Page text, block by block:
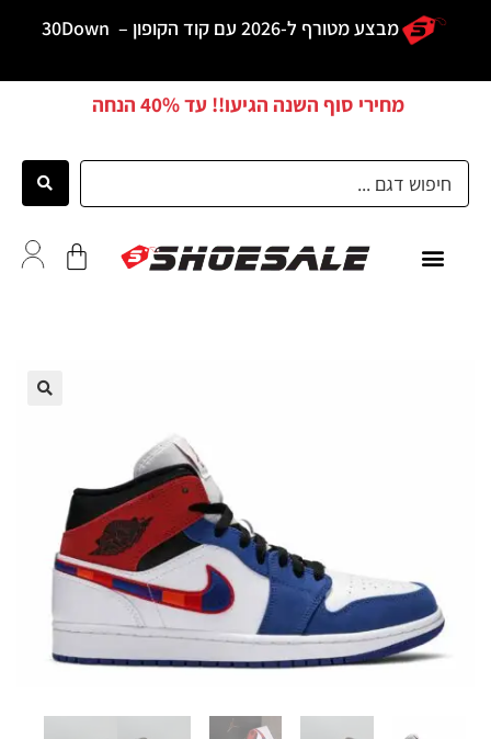
מבצע מטורף ל-2026 עם קוד הקופון – 30Down
מחירי סוף השנה הגיעו!! עד40% הנחה